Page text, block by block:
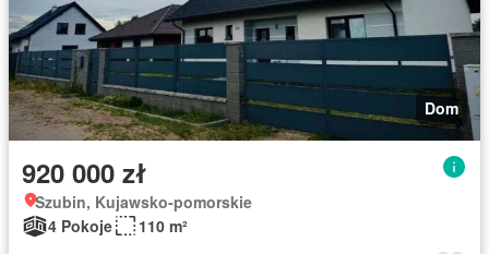
Dom
920 000 zł
Szubin, Kujawsko-pomorskie
4 Pokoje
110 m²